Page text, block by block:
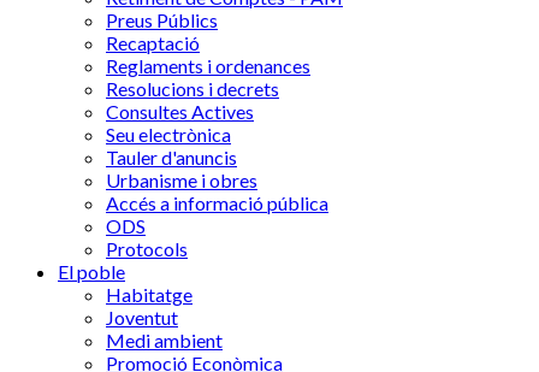
Preus Públics
Recaptació
Reglaments i ordenances
Resolucions i decrets
Consultes Actives
Seu electrònica
Tauler d'anuncis
Urbanisme i obres
Accés a informació pública
ODS
Protocols
El poble
Habitatge
Joventut
Medi ambient
Promoció Econòmica